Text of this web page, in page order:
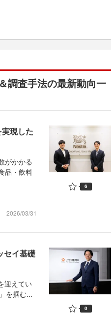
調査手法の最新動向一
現した
がかかる
品・飲料
2026/03/31
6
セイ基礎
迎えてい
を掴む...
0